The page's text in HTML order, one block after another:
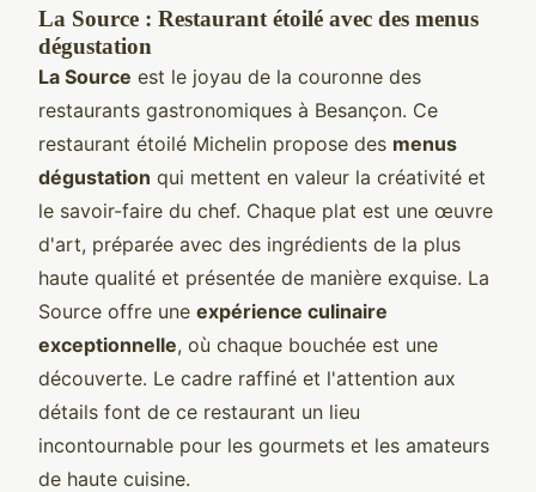
La Source : Restaurant étoilé avec des menus
dégustation
La Source est le joyau de la couronne des
restaurants gastronomiques à Besançon. Ce
restaurant étoilé Michelin propose des menus
dégustation qui mettent en valeur la créativité et
le savoir-faire du chef. Chaque plat est une œuvre
d'art, préparée avec des ingrédients de la plus
haute qualité et présentée de manière exquise. La
Source offre une expérience culinaire
exceptionnelle, où chaque bouchée est une
découverte. Le cadre raffiné et l'attention aux
détails font de ce restaurant un lieu
incontournable pour les gourmets et les amateurs
de haute cuisine.